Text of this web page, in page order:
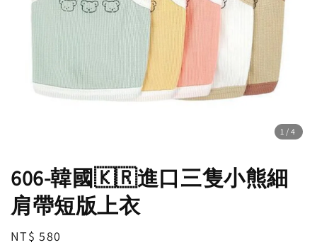
1 /4
606-韓國🇰🇷進口三隻小熊細
肩帶短版上衣
Regular
NT$ 580